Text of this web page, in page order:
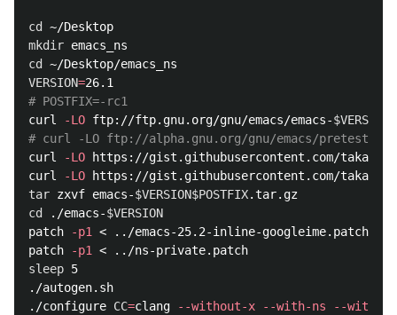
cd
mkdir
cd
VERSION=
# POSTFIX=-rc1
curl
-LO ftp://ftp.gnu.org/gnu/emacs/emacs-$VERSION
# curl -LO ftp://alpha.gnu.org/gnu/emacs/pretest/
curl
-LO https://gist.githubusercontent.com/takaxp/
curl
-LO
tar zxvf emacs-$VERSION$POSTFIX
cd
./emacs-$VERSION
patch
-p1 < ../emacs-25.2-inline-googleime.patch
patch
-p1
sleep 5
./autogen.sh
./configure CC=clang --without-x --with-ns
--with-